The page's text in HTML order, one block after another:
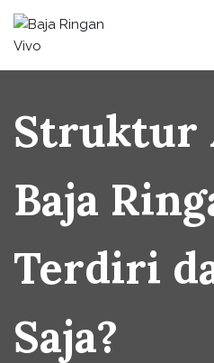
Baja Ringan Vivo
Website Baja Ringan Vivo
Struktur
Baja
Terdiri
Saja?